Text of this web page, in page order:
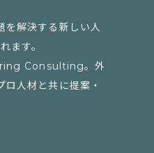
を解決する新しい人
ます。
Consulting。外
人材と共に提案・